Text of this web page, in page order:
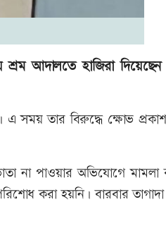
শ্রম আদালতে হাজিরা
এ সময় তার বিরুদ্ধে ক্ষোভ
না পাওয়ার অভিযোগে
করা হয়নি। বারবার